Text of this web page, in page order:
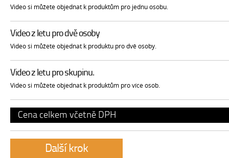
Video si můžete objednat k produktům pro jednu osobu.
Video z letu pro dvě osoby
Video si můžete objednat k produktu pro dvě osoby.
Video z letu pro skupinu.
Video si můžete objednat k produktům pro více osob.
Cena celkem včetně DPH